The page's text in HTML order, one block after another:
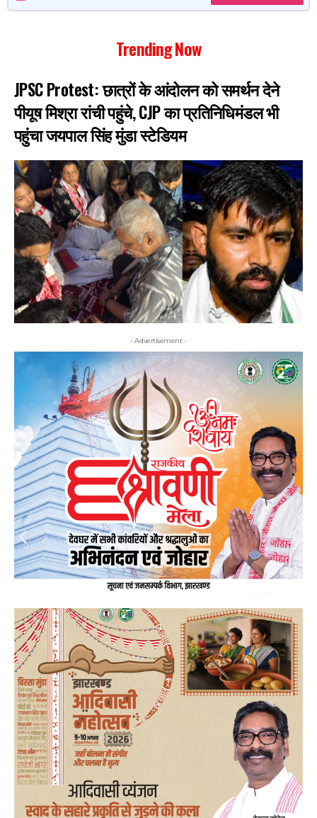
Trending Now
JPSC Protest: छात्रों के आंदोलन को समर्थन देने
पीयूष मिश्रा रांची पहुंचे, CJP का प्रतिनिधिमंडल भी
पहुंचा जयपाल सिंह मुंडा स्टेडियम
- Advertisement -